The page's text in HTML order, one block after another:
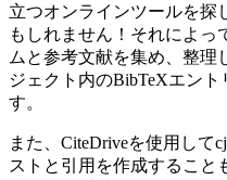
立つオンラインツールを探
もしれません！それによっ
ムと参考文献を集め、整理
ジェクト内のBibTeXエン
す。
また、CiteDriveを使用して
ストと引用を作成すること